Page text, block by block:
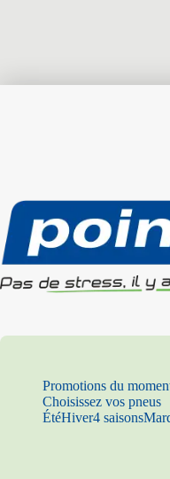
Promotions du
Choisissez vos pneus
ÉtéHiver4 saisons